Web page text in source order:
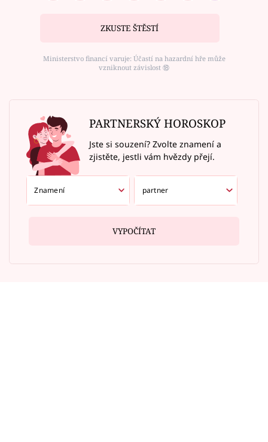
ZKUSTE ŠTĚSTÍ
Ministerstvo financí varuje: Účastí na hazardní hře může
vzniknout závislost ⑱
PARTNERSKÝ HOROSKOP
Jste si souzení? Zvolte znamení a
zjistěte, jestli vám hvězdy přejí.
VYPOČÍTAT